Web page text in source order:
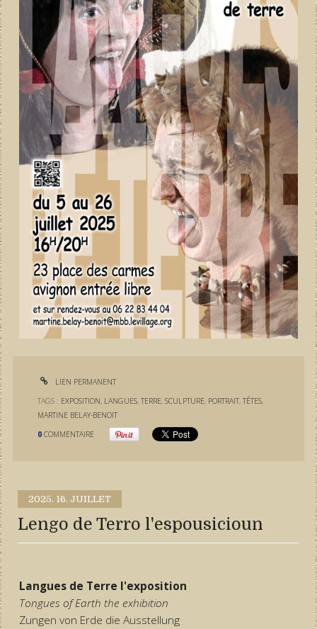
LIEN PERMANENT
TAGS : EXPOSITION, LANGUES,TERRE,SCULPTURE, PORTRAIT,TÊTES,
MARTINE BELAY-BENOIT
0 COMMENTAIRE
2025. 16. JUILLET
Lengo de Terro l'espousicioun
Langues de Terre l'exposition
Tongues of Earth the exhibition
Zungen von Erde die Ausstellung